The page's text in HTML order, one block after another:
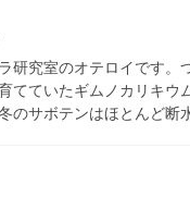
研究室のオテロイです。
てていたギムノカリキウ
のサボテンはほとんど断